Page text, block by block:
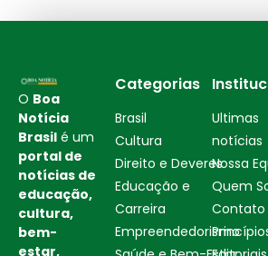
O Boa
Notícia
Brasil é um
portal de
notícias de
educação,
cultura,
bem-
estar,
Categorias
Brasil
Cultura
Direito e Deveres
Educação e
Carreira
Empreendedorismo
Ultimas
notícias
Nossa
Quem
Contato